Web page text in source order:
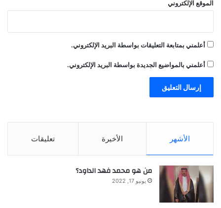
الصين، والالتزام بمبدأ “الصين الواحدة” هو شرط
دبلوماسية مع الصين أو الحفاظ عليها.
المصدر: RT
إقرأ المزيد
■ مصدر الخبر الأصلي
نشر لأول مرة على:
yalebnan.org
تاريخ النشر: 2026-01-09 05:12:00
الموقع الإلكتروني
أعلمني بمتابعة التعليقات بواسطة البريد الإلكتروني.
أعلمني بالمواضيع الجديدة بواسطة البريد الإلكتروني.
الأشهر الأخيرة تعليقات
من هو محمد فهد الداود؟
يونيو 17, 2022